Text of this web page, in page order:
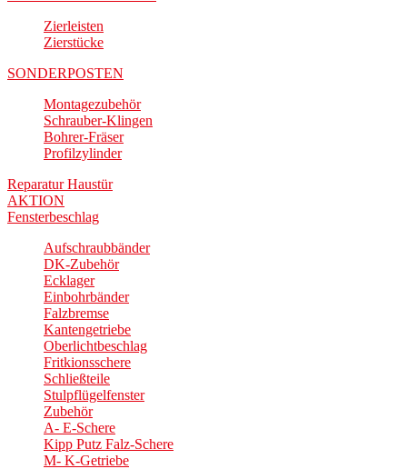
Zierleisten
Zierstücke
SONDERPOSTEN
Montagezubehör
Schrauber-Klingen
Bohrer-Fräser
Profilzylinder
Reparatur Haustür
AKTION
Fensterbeschlag
Aufschraubbänder
DK-Zubehör
Ecklager
Einbohrbänder
Falzbremse
Kantengetriebe
Oberlichtbeschlag
Fritkionsschere
Schließteile
Stulpflügelfenster
Zubehör
A- E-Schere
Kipp Putz Falz-Schere
M- K-Getriebe